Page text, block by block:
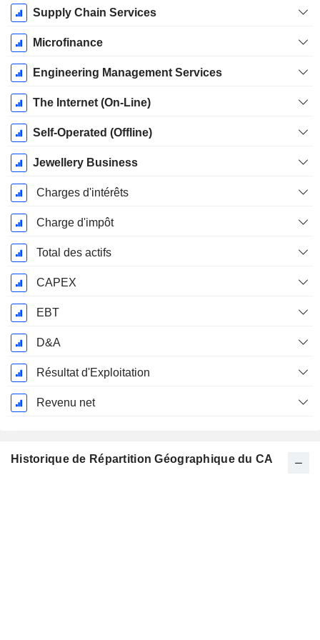
Supply Chain Services
Microfinance
Engineering Management Services
The Internet (On-Line)
Self-Operated (Offline)
Jewellery Business
Charges d'intérêts
Charge d'impôt
Total des actifs
CAPEX
EBT
D&A
Résultat d'Exploitation
Revenu net
Historique de Répartition Géographique du CA